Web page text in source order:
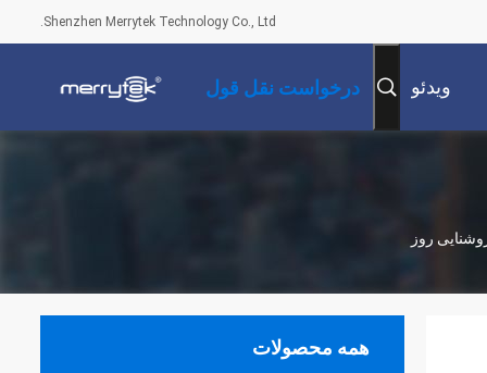
Shenzhen Merrytek Technology Co., Ltd.
ویدئو درخواست نقل قول
همه محصولات